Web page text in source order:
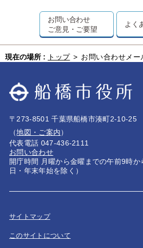
お問い合わせ
ご意見・ご要望
よく
現在の場所 : トップ > お問い合わせメー
〒273-8501 千葉県船橋市湊町2-10-25
（地図・ご案内）
代表電話 047-436-2111
お問い合わせ
開庁時間 月曜から金曜までの午前9時
日・年末年始を除く）
サイトマップ
このサイトについて